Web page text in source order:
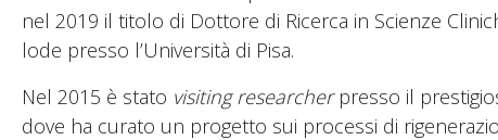
nel 2019 il titolo di Dottore di Ricerca in Scienze
lode presso l’Università di Pisa.
Nel 2015 è stato visiting researcherpresso il
dove ha curato un progetto sui processi di